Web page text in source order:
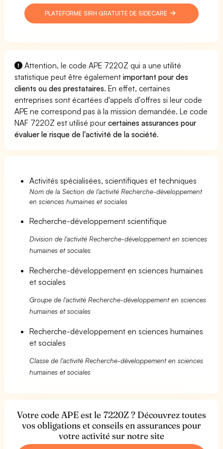
PLATEFORME SIRH GRATUITE DE SIDECARE
Attention, le code APE 7220Z qui a une utilité
statistique peut être égalementimportant pour des
clients ou des prestataires. En effet, certaines
entreprises sont écartées d'appels d'offres si leur code
APE ne correspond pas à la mission demandée. Le code
NAF 7220Z est utilisé pourcertaines assurances pour
évaluer le risque de l'activité de la société.
Activités spécialisées, scientifiques et techniques
Nom de la Section de l'activité Recherche-développement
en sciences humaines et sociales
Recherche-développement scientifique
Division de l'activité Recherche-développement en sciences
humaines et sociales
Recherche-développement en sciences humaines
et sociales
Groupe de l'activité Recherche-développement en sciences
humaines et sociales
Recherche-développement en sciences humaines
et sociales
Classe de l'activité Recherche-développement en sciences
humaines et sociales
Votre code APE est le 7220Z ? Découvrez toutes
vos obligations et conseils en assurances pour
votre activité sur notre site